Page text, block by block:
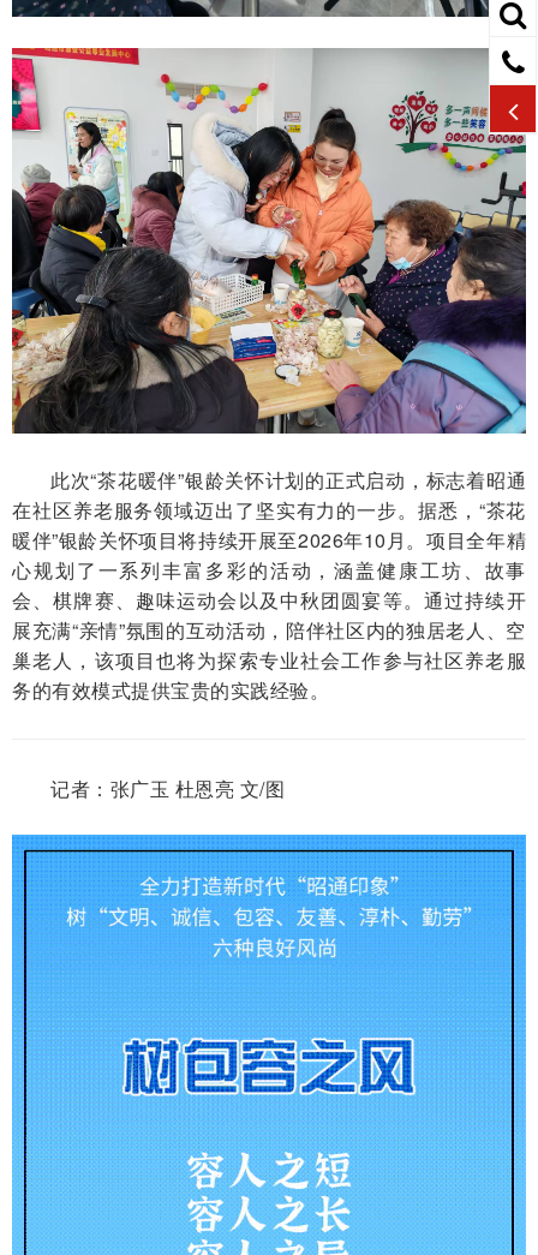
此次“茶花暖伴”银龄关怀计划的正式启动，标志着昭通
在社区养老服务领域迈出了坚实有力的一步。据悉，“茶花
暖伴”银龄关怀项目将持续开展至2026年10月。项目全年精
心规划了一系列丰富多彩的活动，涵盖健康工坊、故事
会、棋牌赛、趣味运动会以及中秋团圆宴等。通过持续开
展充满“亲情”氛围的互动活动，陪伴社区内的独居老人、空
巢老人，该项目也将为探索专业社会工作参与社区养老服
务的有效模式提供宝贵的实践经验。
记者：张广玉 杜恩亮 文/图